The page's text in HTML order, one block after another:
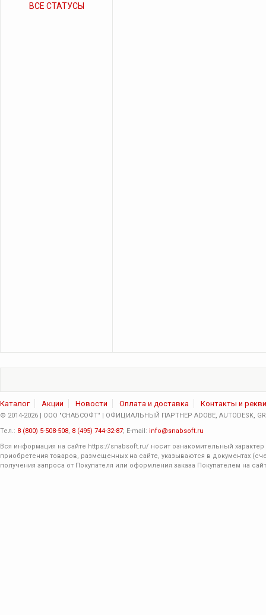
ВСЕ СТАТУСЫ
Каталог Акции Новости Оплата и доставка Контакты и
© 2014-2026 | ООО "СНАБСОФТ" | ОФИЦИАЛЬНЫЙ ПАРТНЕР ADOBE, AUTODESK,
Тел.: 8 (800) 5-508-508, 8 (495) 744-32-87; E-mail: info@snabsoft.ru
Вся информация на сайте https://snabsoft.ru/ носит ознакомительный
приобретения товаров, размещенных на сайте, указываются в документах
получения запроса от Покупателя или оформления заказа Покупателем на